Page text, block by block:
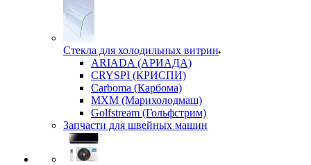
Стекла для холодильных витрин
ARIADA (АРИАДА)
CRYSPI (КРИСПИ)
Carboma (Карбома)
MXM (Марихолодмаш)
Golfstream (Гольфстрим)
Запчасти для швейных машин